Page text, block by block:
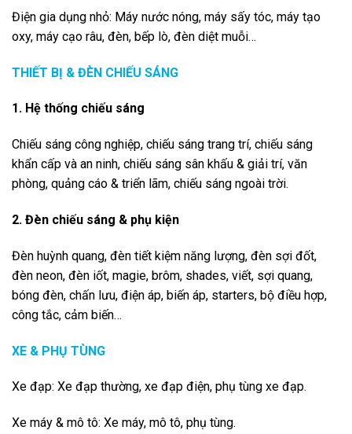
Điện gia dụng nhỏ: Máy nước nóng, máy sấy tóc, máy tạo
oxy, máy cạo râu, đèn, bếp lò, đèn diệt muỗi…
THIẾT BỊ & ĐÈN CHIẾU SÁNG
1. Hệ thống chiếu sáng
Chiếu sáng công nghiệp, chiếu sáng trang trí, chiếu sáng
khẩn cấp và an ninh, chiếu sáng sân khấu & giải trí, văn
phòng, quảng cáo & triển lãm, chiếu sáng ngoài trời.
2. Đèn chiếu sáng & phụ kiện
Đèn huỳnh quang, đèn tiết kiệm năng lượng, đèn sợi đốt,
đèn neon, đèn iốt, magie, brôm, shades, viết, sợi quang,
bóng đèn, chấn lưu, điện áp, biến áp, starters, bộ điều hợp,
công tắc, cảm biến…
XE & PHỤ TÙNG
Xe đạp: Xe đạp thường, xe đạp điện, phụ tùng xe đạp.
Xe máy & mô tô: Xe máy, mô tô, phụ tùng.